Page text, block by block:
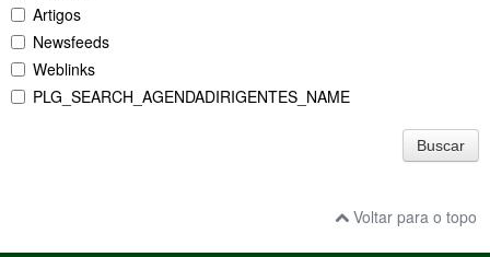
Artigos
Newsfeeds
Weblinks
PLG_SEARCH_AGENDADIRIGENTES_NAME
Buscar
Voltar para o topo